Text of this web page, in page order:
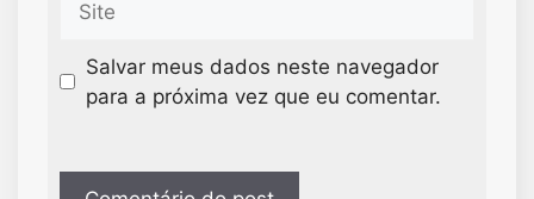
Salvar meus dados neste navegador
para a próxima vez que eu comentar.